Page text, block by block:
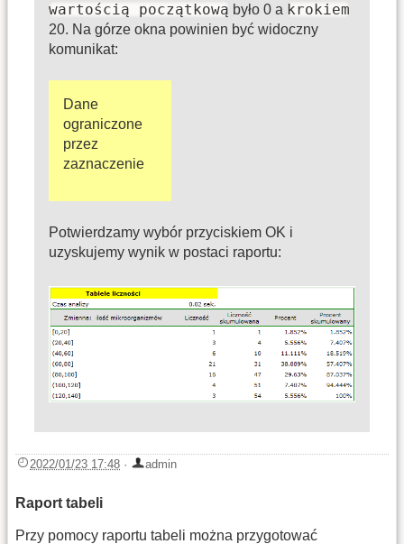
wartością początkową było 0 a krokiem
20. Na górze okna powinien być widoczny
komunikat:
Dane
ograniczone
przez
zaznaczenie
Potwierdzamy wybór przyciskiem OK i
uzyskujemy wynik w postaci raportu:
2022/01/23 17:48 · admin
Raport tabeli
Przy pomocy raportu tabeli można przygotować